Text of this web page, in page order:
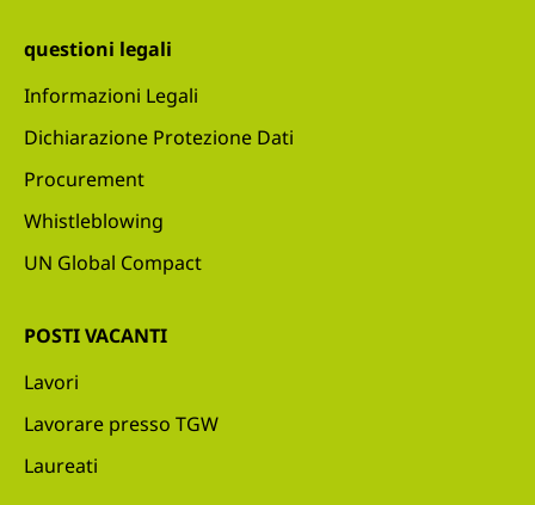
questioni legali
Informazioni Legali
Dichiarazione Protezione Dati
Procurement
Whistleblowing
UN Global Compact
POSTI VACANTI
Lavori
Lavorare presso TGW
Laureati